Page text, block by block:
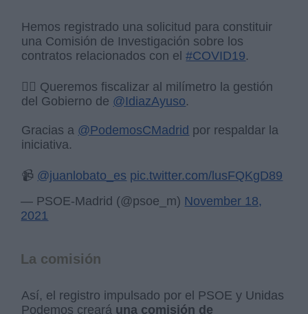
Hemos registrado una solicitud para constituir
una Comisión de Investigación sobre los
contratos relacionados con el#COVID19.
👉🏽 Queremos fiscalizar al milímetro la gestión
del Gobierno de @IdiazAyuso.
Gracias a @PodemosCMadrid por respaldar la
iniciativa.
📹 @juanlobato_es pic.twitter.com/lusFQKgD89
— PSOE-Madrid (@psoe_m) November 18,
2021
La comisión
Así, el registro impulsado por el PSOE y Unidas
Podemos creará una comisión de